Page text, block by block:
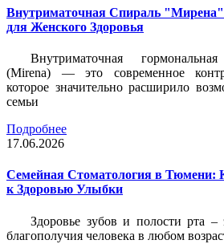
Внутриматочная Спираль
для Женского Здоровья
Внутриматочная
(Mirena) — это современное
которое значительно расширило
семьи
Подробнее
17.06.2026
Семейная Стоматология в Тюмени:
к Здоровью Улыбки
Здоровье зубов и полости рта
благополучия человека в любом